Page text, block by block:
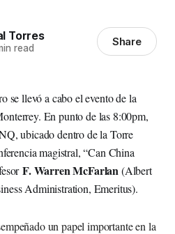
Torres
read Share
se llevó a cabo el evento de la
En punto de las 8:00pm,
ubicado dentro de la Torre
magistral, “Can China
F. Warren McFarlan(Albert
Administration, Emeritus).
un papel importante en la